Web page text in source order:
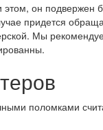
он подвержен
придется
Мы
поломками